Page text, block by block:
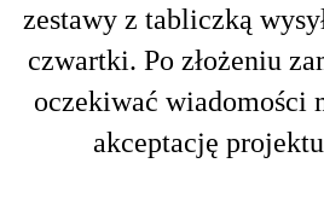
zestawy z tabliczką
czwartki. Po złożeniu
oczekiwać wiadomości
akceptację